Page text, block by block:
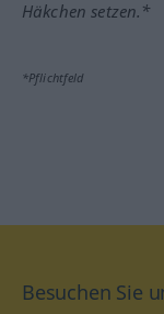
Häkchen setzen.*
*Pflichtfeld
Besuchen Sie